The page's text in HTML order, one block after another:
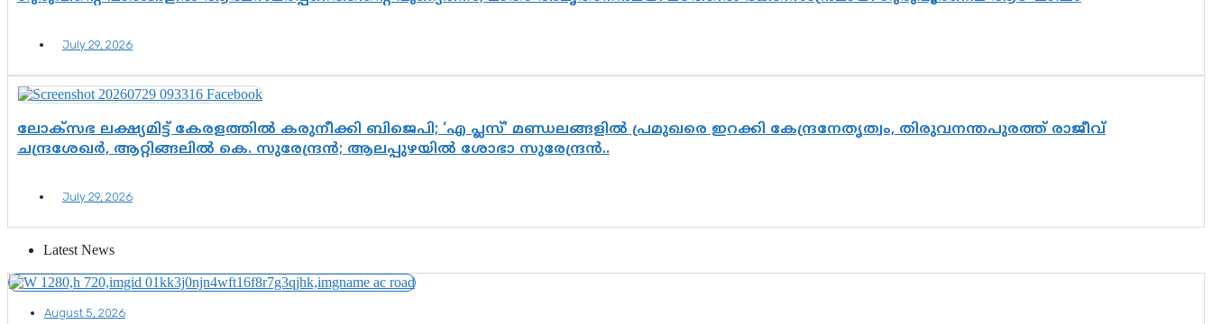
July 29, 2026
ലോക്സഭ ലക്ഷ്യമിട്ട് കേരളത്തിൽ കരുനീക്കി ബിജെപി; ‘എ പ്ലസ്’ മണ്ഡലങ്ങളിൽ പ്രമുഖരെ ഇറക്കി കേന്ദ്രനേതൃത്വം, തിരുവനന്തപുരത്ത് രാജീവ്
ചന്ദ്രശേഖർ, ആറ്റിങ്ങലിൽ കെ. സുരേന്ദ്രൻ; ആലപ്പുഴയിൽ ശോഭാ സുരേന്ദ്രൻ..
July 29, 2026
Latest News
August 5, 2026